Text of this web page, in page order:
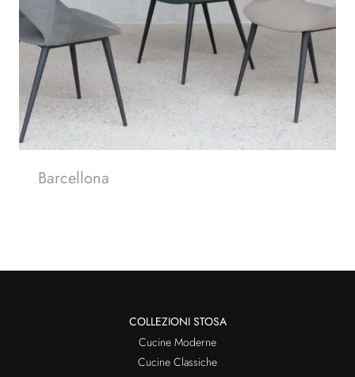
Barcellona
COLLEZIONI STOSA
Cucine Moderne
Cucine Classiche